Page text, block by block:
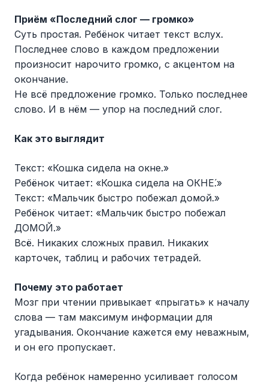
Приём «Последний слог — громко»
Суть простая. Ребёнок читает текст вслух.
Последнее слово в каждом предложении
произносит нарочито громко, с акцентом на
окончание.
Не всё предложение громко. Только последнее
слово. И в нём — упор на последний слог.
Как это выглядит
Текст: «Кошка сидела на окне.»
Ребёнок читает: «Кошка сидела на ОКНЕ́.»
Текст: «Мальчик быстро побежал домой.»
Ребёнок читает: «Мальчик быстро побежал
ДОМО́Й.»
Всё. Никаких сложных правил. Никаких
карточек, таблиц и рабочих тетрадей.
Почему это работает
Мозг при чтении привыкает «прыгать» к началу
слова — там максимум информации для
угадывания. Окончание кажется ему неважным,
и он его пропускает.
Когда ребёнок намеренно усиливает голосом